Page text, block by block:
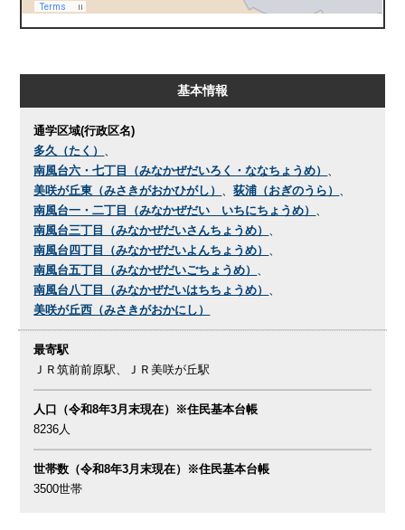
基本情報
通学区域(行政区名)
多久（たく）
南風台六・七丁目（みなかぜだいろく・ななちょうめ）
美咲が丘東（みさきがおかひがし）
、荻浦（おぎのうら）
南風台一・二丁目（みなかぜだい いちにちょうめ）
南風台三丁目（みなかぜだいさんちょうめ）
南風台四丁目（みなかぜだいよんちょうめ）
南風台五丁目（みなかぜだいごちょうめ）
南風台八丁目（みなかぜだいはちちょうめ）
美咲が丘西（みさきがおかにし）
最寄駅
ＪＲ筑前前原駅、ＪＲ美咲が丘駅
人口（令和8年3月末現在）※住民基本台帳
8236人
世帯数（令和8年3月末現在）※住民基本台帳
3500世帯